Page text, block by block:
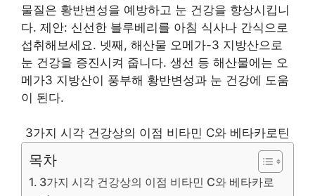
물질은 황반변성을 예방하고 눈 건강을 향상시킵니
다. 제안: 신선한 블루베리를 아침 식사나 간식으로
섭취해보세요. 넷째, 해산물 오메가-3 지방산으로
눈 건강을 증진시켜 줍니다. 생선 등 해산물에는 오
메가3 지방산이 풍부해 황반변성과 눈 건강에 도움
이 된다.
3가지 시각 건강상의 이점 비타민 C와 베타카로틴
목차
3가지 시각 건강상의 이점 비타민 C와 베타카로